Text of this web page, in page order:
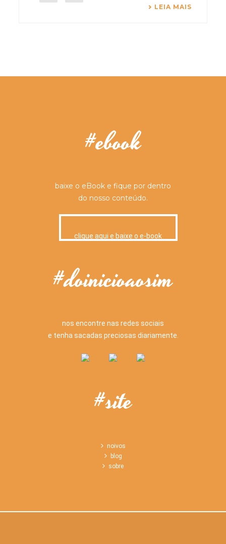
LEIA MAIS
#ebook
baixe o eBook e fique por dentro
do nosso conteúdo.
clique aqui e baixe o e-book
#doinicioaosim
nos encontre nas redes sociais
e tenha sacadas preciosas diariamente.
#site
noivos
blog
sobre